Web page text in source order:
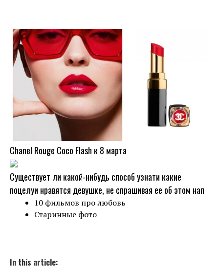
Chanel Rouge Coco Flash к 8 марта
Существует ли какой-нибудь способ узнати какие
поцелуи нравятся девушке, не спрашивая ее об этом нап
10 фильмов про любовь
Старинные фото
In this article: